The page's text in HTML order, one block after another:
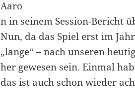
Aaro
n in seinem Session-Bericht
Nun, da das Spiel erst im
„lange“ – nach unseren
her gewesen sein. Einmal
das ist auch schon wieder